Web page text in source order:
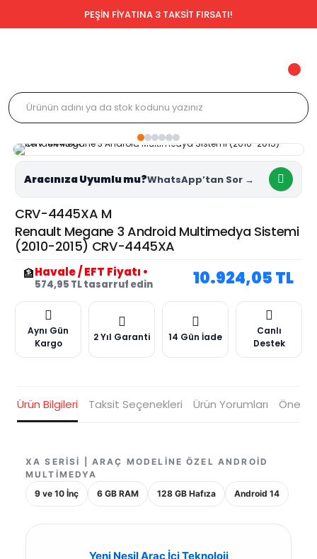
PEŞİN FİYATINA 3 TAKSİT FIRSATI!
Aracınıza Uyumlu mu?
CRV-4445XA M
Renault Megane 3 Android Multimedya Sistemi
(2010-2015) CRV-4445XA
🏦Havale / EFT Fiyatı •
574,95 TL tasarruf edin 10.924,05 TL
Aynı Gün
Kargo
2 Yıl Garanti 14 Gün İade
Canlı
Destek
Ürün Bilgileri Taksit Seçenekleri Ürün Yorumları
XA SERISI | ARAÇ MODELINE ÖZEL ANDROID
MULTIMEDYA
9 ve 10 İnç
6 GB RAM 128 GB Hafıza Android 14
Yeni Nesil Araç İçi Teknoloji